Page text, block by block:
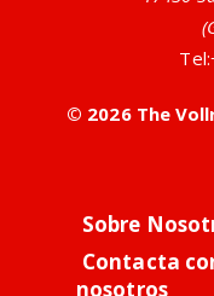
Tel:
© 2026 The
Sobre
Contacta
nosotros